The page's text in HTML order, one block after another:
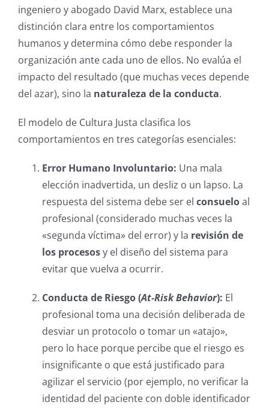
ingeniero y abogado David Marx, establece una
distinción clara entre los comportamientos
humanos y determina cómo debe responder la
organización ante cada uno de ellos. No evalúa el
impacto del resultado (que muchas veces depende
del azar), sino la naturaleza de la conducta.
El modelo de Cultura Justa clasifica los
comportamientos en tres categorías esenciales:
Error Humano Involuntario: Una mala
elección inadvertida, un desliz o un lapso. La
respuesta del sistema debe ser el consueloal
profesional (considerado muchas veces la
«segunda víctima» del error) y la revisión de
los procesosy el diseño del sistema para
evitar que vuelva a ocurrir.
Conducta de Riesgo (At-Risk Behavior): El
profesional toma una decisión deliberada de
desviar un protocolo o tomar un «atajo»,
pero lo hace porque percibe que el riesgo es
insignificante o que está justificado para
agilizar el servicio (por ejemplo, no verificar la
identidad del paciente con doble identificador